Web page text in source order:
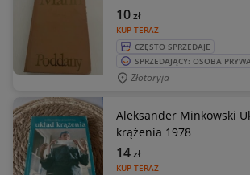
KUP TERAZ
10zł
CZĘSTO SPRZEDAJE
SPRZEDAJĄCY: OSOBA
Złotoryja
Aleksander Minkowski
krążenia 1978
KUP TERAZ
14zł